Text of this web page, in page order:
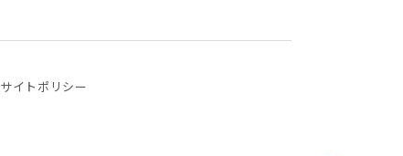
サイトポリシー